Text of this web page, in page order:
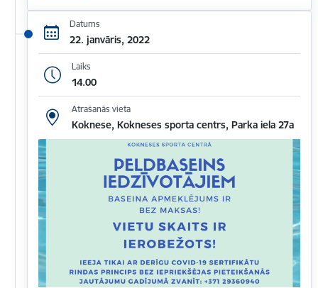
Datums
22. janvāris, 2022
Laiks
14.00
Atrašanās vieta
Koknese, Kokneses sporta centrs, Parka iela 27a